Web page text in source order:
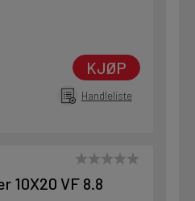
KJØP
Handleliste
10X20 VF 8.8